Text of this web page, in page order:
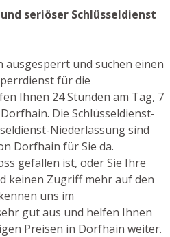
seriöser Schlüsseldienst
ausgesperrt und suchen einen
für die
Ihnen 24 Stunden am Tag, 7
Die Schlüsseldienst-
Niederlassung sind
Dorfhain für Sie da.
gefallen ist, oder Sie Ihre
keinen Zugriff mehr auf den
uns im
gut aus und helfen Ihnen
Preisen in Dorfhain weiter.